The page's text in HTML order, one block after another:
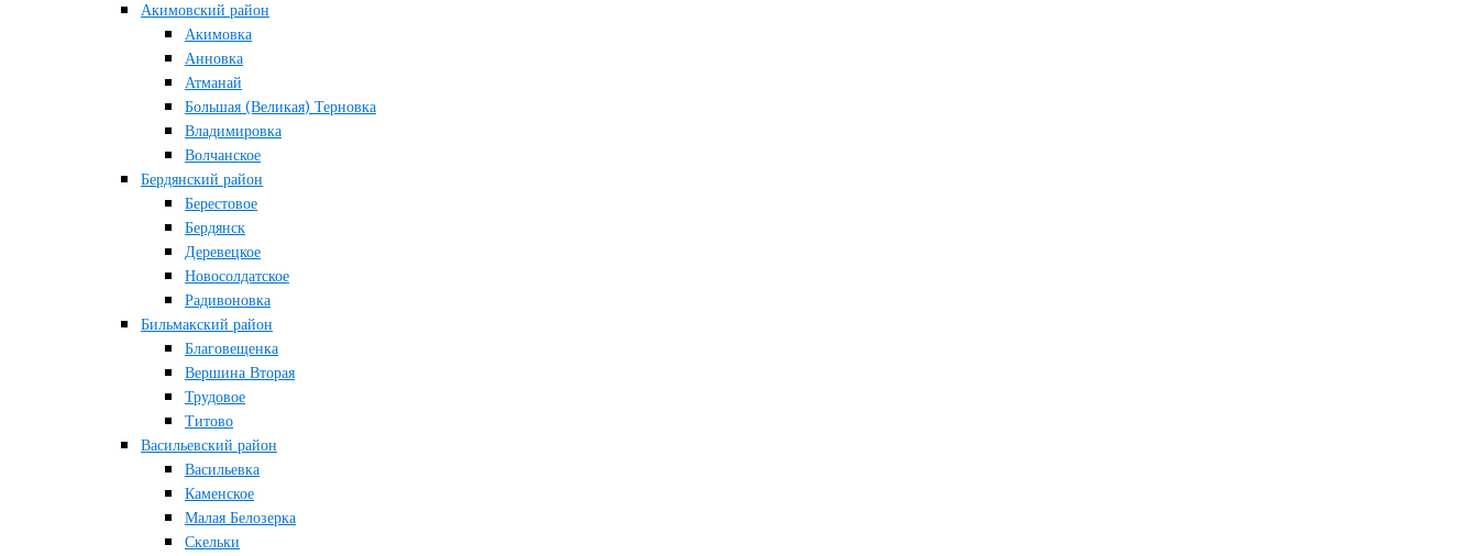
Акимовский район
Акимовка
Анновка
Атманай
Большая (Великая) Терновка
Владимировка
Волчанское
Бердянский район
Берестовое
Бердянск
Деревецкое
Новосолдатское
Радивоновка
Бильмакский район
Благовещенка
Вершина Вторая
Трудовое
Титово
Васильевский район
Васильевка
Каменское
Малая Белозерка
Скельки